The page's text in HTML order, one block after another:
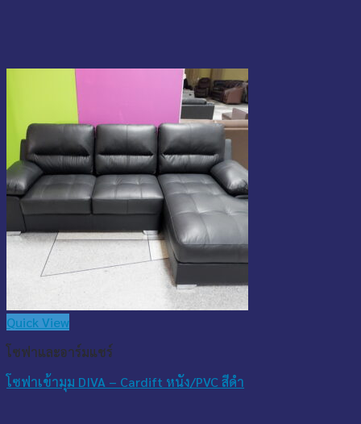
Quick View
โซฟาและอาร์มแชร์
โซฟาเข้ามุม DIVA – Cardift หนัง/PVC สีดำ